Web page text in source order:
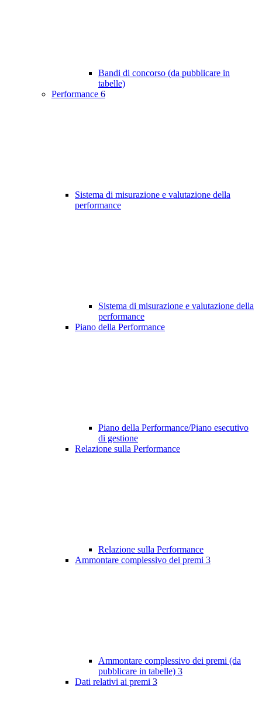
Bandi di concorso (da pubblicare in
tabelle)
Performance 6
Sistema di misurazione e valutazione della
performance
Sistema di misurazione e valutazione della
performance
Piano della Performance
Piano della Performance/Piano esecutivo
di gestione
Relazione sulla Performance
Relazione sulla Performance
Ammontare complessivo dei premi 3
Ammontare complessivo dei premi (da
pubblicare in tabelle) 3
Dati relativi ai premi 3